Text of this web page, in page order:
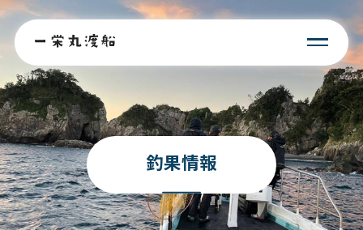
釣果情報